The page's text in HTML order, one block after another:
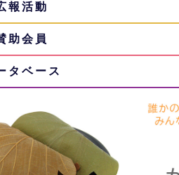
報活動
助会員
タベース